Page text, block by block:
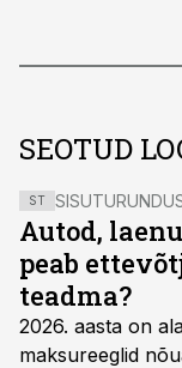
SEOTUD
ST
Autod,
peab
teadma?
2026. aasta on
maksureeglid